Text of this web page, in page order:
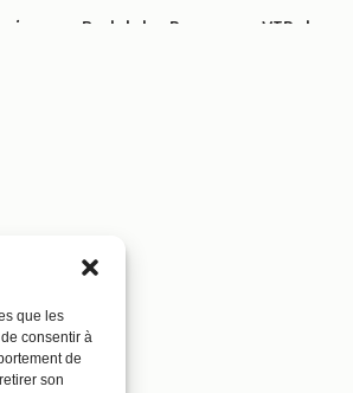
que les
consentir à
de
son
avec Rodolphe Burger au VIP dans